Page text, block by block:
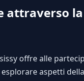
attraverso
offre alle
aspetti